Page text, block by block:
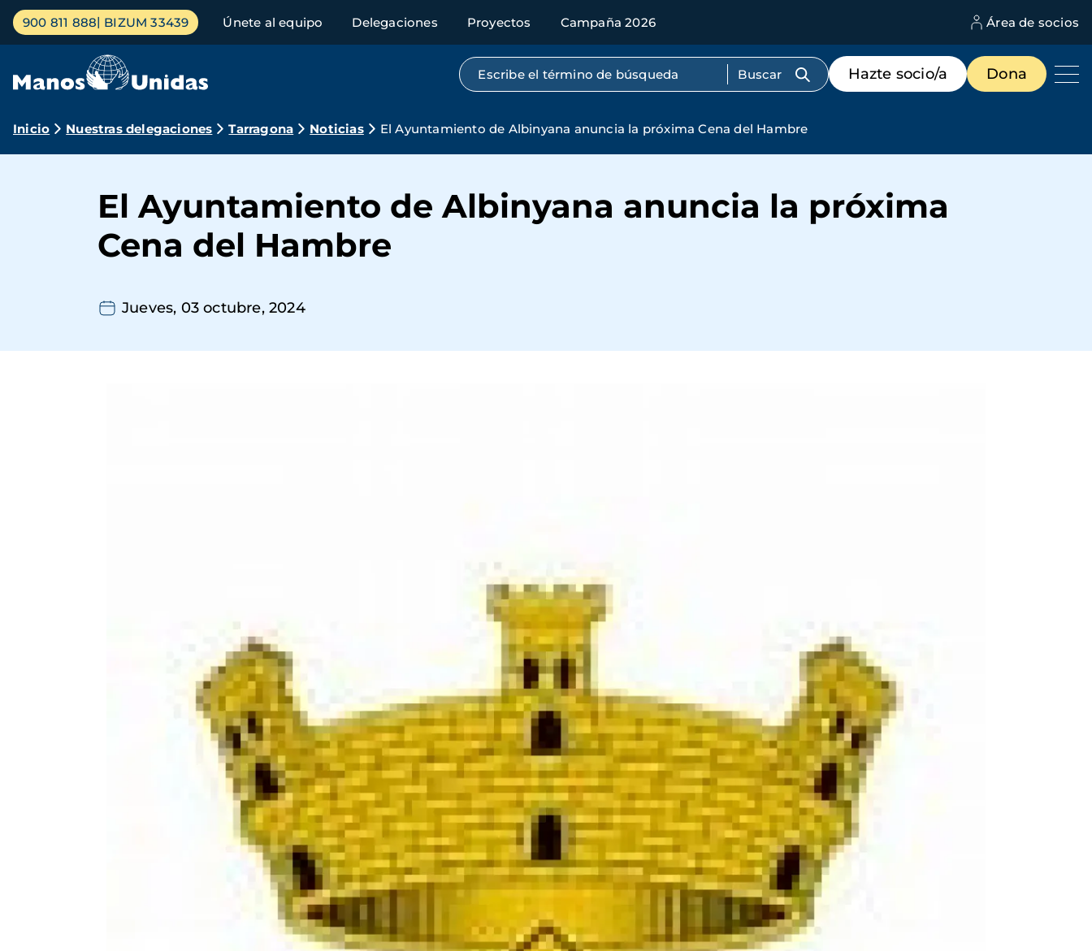
Pasar
contenido
Menú
principal
900 811 888 BIZUM 33439 Únete al equipo Delegaciones Proyectos Campaña 2026 Área de socios
Búsqueda por texto completo
Menú
de
destacados
Hazte socio/a Dona
Ruta
navegación
Inicio Nuestras delegaciones Tarragona Noticias El Ayuntamiento de Albinyana anuncia la próxima Cena del Hambre
El Ayuntamiento de Albinyana anuncia la próxima
Cena del Hambre
Jueves, 03 octubre, 2024